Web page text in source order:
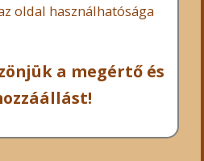
oldal használhatósága
a megértő és